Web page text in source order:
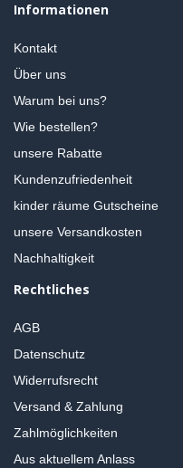
Informationen
Kontakt
Über uns
Warum bei uns?
Wie bestellen?
unsere Rabatte
Kundenzufriedenheit
kinder räume Gutscheine
unsere Versandkosten
Nachhaltigkeit
Rechtliches
AGB
Datenschutz
Widerrufsrecht
Versand & Zahlung
Zahlmöglichkeiten
Aus aktuellem Anlass